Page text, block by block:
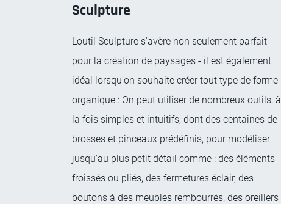
Sculpture
L'outil Sculpture s'avère non seulement parfait
pour la création de paysages - il est également
idéal lorsqu'on souhaite créer tout type de forme
organique : On peut utiliser de nombreux outils, à
la fois simples et intuitifs, dont des centaines de
brosses et pinceaux prédéfinis, pour modéliser
jusqu'au plus petit détail comme : des éléments
froissés ou pliés, des fermetures éclair, des
boutons à des meubles rembourrés, des oreillers